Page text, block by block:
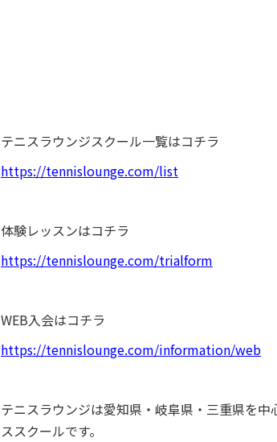
テニスラウンジスクール一覧はコチラ
https://tennislounge.com/list
体験レッスンはコチラ
https://tennislounge.com/trialform
WEB入会はコチラ
https://tennislounge.com/information/web
テニスラウンジは愛知県・岐阜県・三重県を
ススクールです。